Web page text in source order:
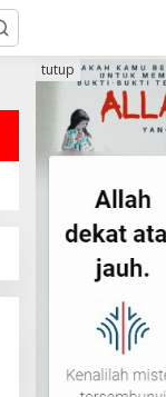
tutup